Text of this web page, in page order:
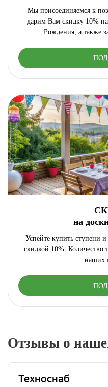
Мы присоединяемся к
дарим Вам скидку 10%
Рождения, а также
на
Успейте купить ступени
скидкой 10%. Количество
наших
Отзывы о